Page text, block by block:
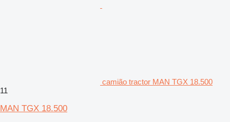
camião tractor MAN TGX 18.500
11
MAN TGX 18.500